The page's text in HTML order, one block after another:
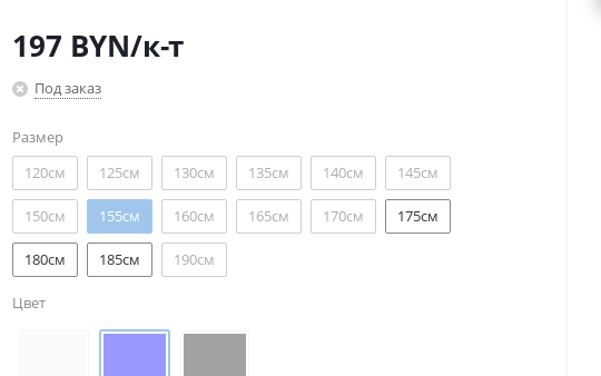
197 BYN/к-т
Под заказ
Размер
120см
125см 130см 135см 140см 145см
150см 155см 160см 165см 170см 175см
180см 185см 190см
Цвет